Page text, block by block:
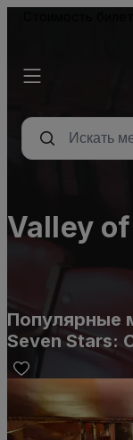
Valley
Cosmic
Популярные
Seven Stars: